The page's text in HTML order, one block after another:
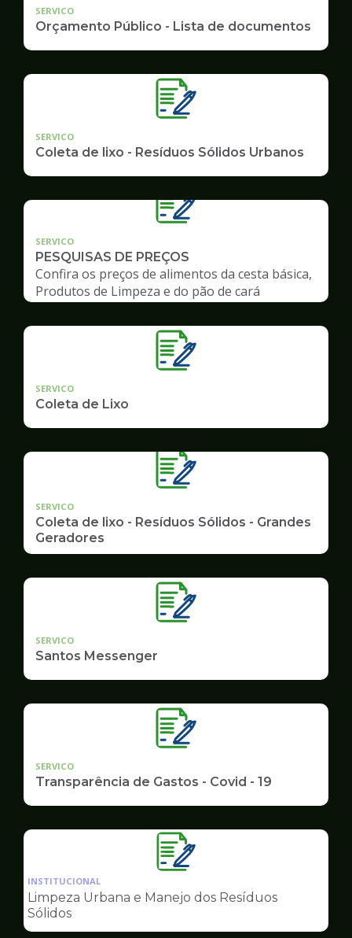
SERVICO
Orçamento Público - Lista de documentos
SERVICO
Coleta de lixo - Resíduos Sólidos Urbanos
SERVICO
PESQUISAS DE PREÇOS
Confira os preços de alimentos da cesta básica,
Produtos de Limpeza e do pão de cará
SERVICO
Coleta de Lixo
SERVICO
Coleta de lixo - Resíduos Sólidos - Grandes
Geradores
SERVICO
Santos Messenger
SERVICO
Transparência de Gastos - Covid - 19
Ilustração
da
pagina
Governo
INSTITUCIONAL
Limpeza Urbana e Manejo dos Resíduos
Sólidos